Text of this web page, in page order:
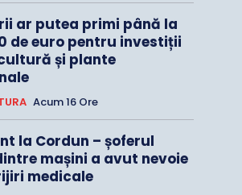
ar putea primi până la
de euro pentru investiții
și plante
Acum 16 Ore
la Cordun – șoferul
mașini a avut nevoie
medicale